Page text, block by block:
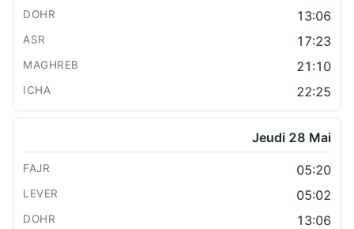
13:06
17:23
21:10
22:25
Jeudi 28 Mai
05:20
05:02
13:06